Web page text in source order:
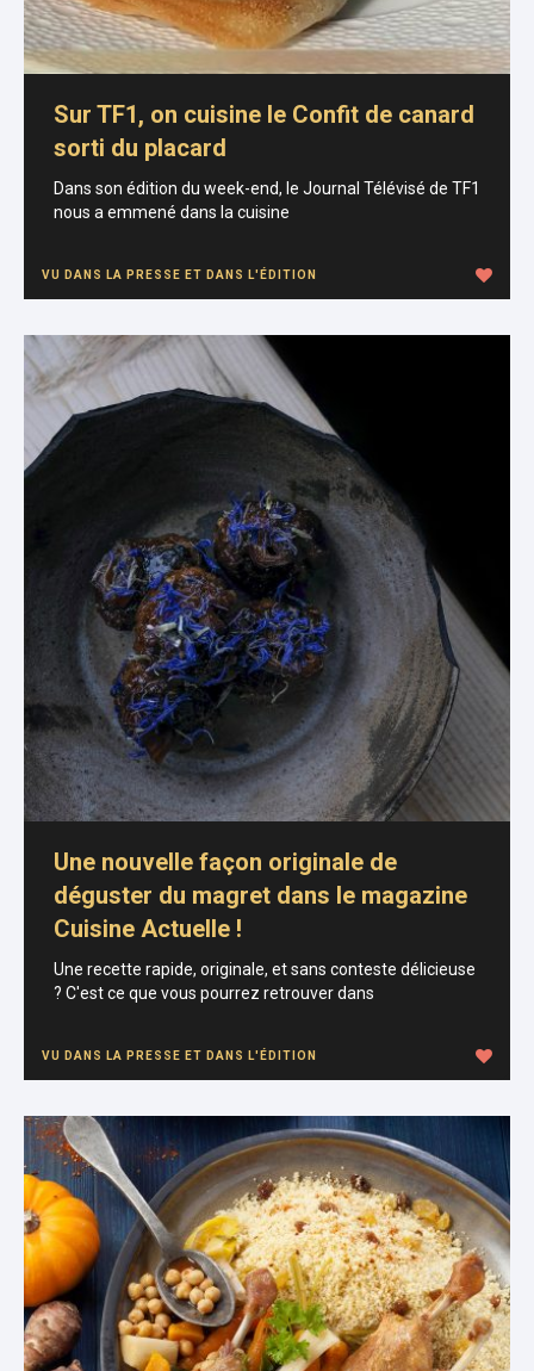
Sur TF1, on cuisine le Confit de canard
sorti du placard
Dans son édition du week-end, le Journal Télévisé de TF1
nous a emmené dans la cuisine
VU DANS LA PRESSE ET DANS L'ÉDITION
Une nouvelle façon originale de
déguster du magret dans le magazine
Cuisine Actuelle !
Une recette rapide, originale, et sans conteste délicieuse
? C'est ce que vous pourrez retrouver dans
VU DANS LA PRESSE ET DANS L'ÉDITION